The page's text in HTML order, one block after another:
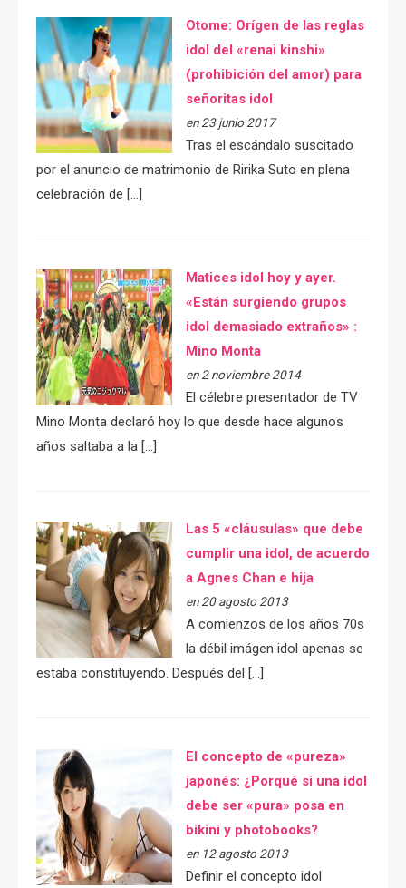
Otome: Orígen de las reglas
idol del «renai kinshi»
(prohibición del amor) para
señoritas idol
en 23 junio 2017
Tras el escándalo suscitado
por el anuncio de matrimonio de Ririka Suto en plena
celebración de […]
Matices idol hoy y ayer.
«Están surgiendo grupos
idol demasiado extraños» :
Mino Monta
en 2 noviembre 2014
El célebre presentador de TV
Mino Monta declaró hoy lo que desde hace algunos
años saltaba a la […]
Las 5 «cláusulas» que debe
cumplir una idol, de acuerdo
a Agnes Chan e hija
en 20 agosto 2013
A comienzos de los años 70s
la débil imágen idol apenas se
estaba constituyendo. Después del […]
El concepto de «pureza»
japonés: ¿Porqué si una idol
debe ser «pura» posa en
bikini y photobooks?
en 12 agosto 2013
Definir el concepto idol